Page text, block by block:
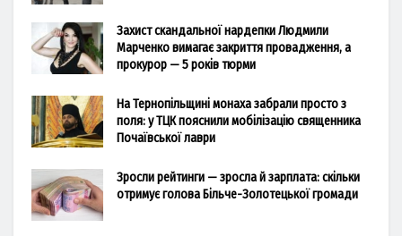
Захист скандальної нардепки Людмили
Марченко вимагає закриття провадження, а
прокурор — 5 років тюрми
На Тернопільщині монаха забрали просто з
поля: у ТЦК пояснили мобілізацію священника
Почаївської лаври
Зросли рейтинги — зросла й зарплата: скільки
отримує голова Більче-Золотецької громади